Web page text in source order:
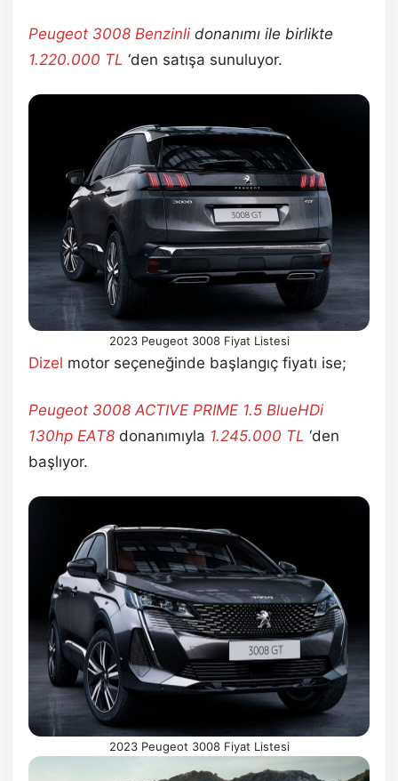
Peugeot 3008 Benzinli donanımı ile birlikte
1.220.000 TL ‘den satışa sunuluyor.
2023 Peugeot 3008 Fiyat Listesi
Dizel motor seçeneğinde başlangıç fiyatı ise;
Peugeot 3008 ACTIVE PRIME 1.5 BlueHDi
130hp EAT8 donanımıyla 1.245.000 TL ‘den
başlıyor.
2023 Peugeot 3008 Fiyat Listesi